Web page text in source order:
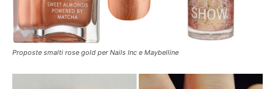
Proposte smalti rose gold per Nails Inc e Maybelline